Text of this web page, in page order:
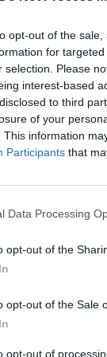
opt-out of the
for
selection. Please
interest-based
to third
of your
This information
Participants that
Data Processing
opt-out of the
opt-out of the Sale
opt-out of
Pusvalandis su Valatka
mokesčių
tarp
reformų vadina
mokesčių
kelia didžiausias
Lietuva tiesiogiai